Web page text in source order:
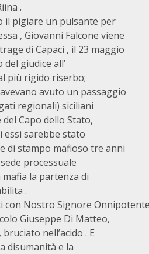
.
il pigiare un pulsante per
, Giovanni Falcone viene
di Capaci , il 23 maggio
giudice all’
più rigido riserbo;
avuto un passaggio
regionali) siciliani
Capo dello Stato,
sarebbe stato
di stampo mafioso tre anni
processuale
la partenza di
.
con Nostro Signore Onnipotente
Giuseppe Di Matteo,
nell’acido . E
disumanità e la